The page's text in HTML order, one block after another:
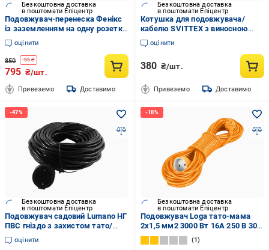
Безкоштовна доставка
в поштомати Епіцентр
Подовжувач-перенеска Фенікс
із заземленням на одну розетку
3х2,5 мм 5 м (513b64e9)
оцінити
850 -55 ₴
795 ₴/шт.
Привеземо Доставимо
Безкоштовна доставка
в поштомати Епіцентр
Котушка для подовжувача/
кабелю SVITTEX з виносною
розеткою до 100 м (SV-228)
оцінити
380 ₴/шт.
Привеземо Доставимо
Безкоштовна доставка
в поштомати Епіцентр
Подовжувач садовий Lumano НГ
ПВС гніздо з захистом тато/
мама 2х1,0 max 2 кВт мідь 30 м
(000019872)
оцінити
Безкоштовна доставка
в поштомати Епіцентр
Подовжувач Loga тато-мама
2х1,5 мм2 3000 Вт 16А 250 В 30
м (VS 215-30-OC)
1